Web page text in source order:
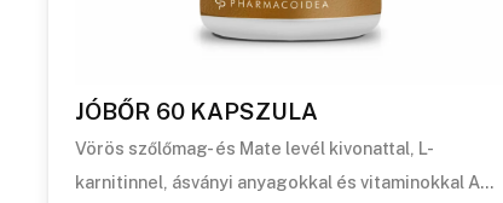
JÓBŐR 60 KAPSZULA
Vörös szőlőmag- és Mate levél kivonattal, L-
karnitinnel, ásványi anyagokkal és vitaminokkal A…